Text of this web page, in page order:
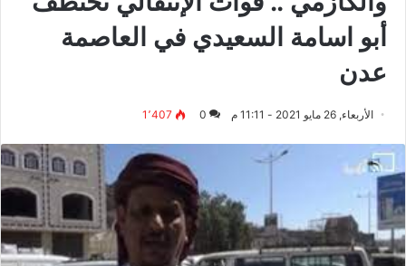
أبو اسامة السعيدي في العاصمة
عدن
الأربعاء, 26 مايو 2021 - 11:11 م 0 1٬407